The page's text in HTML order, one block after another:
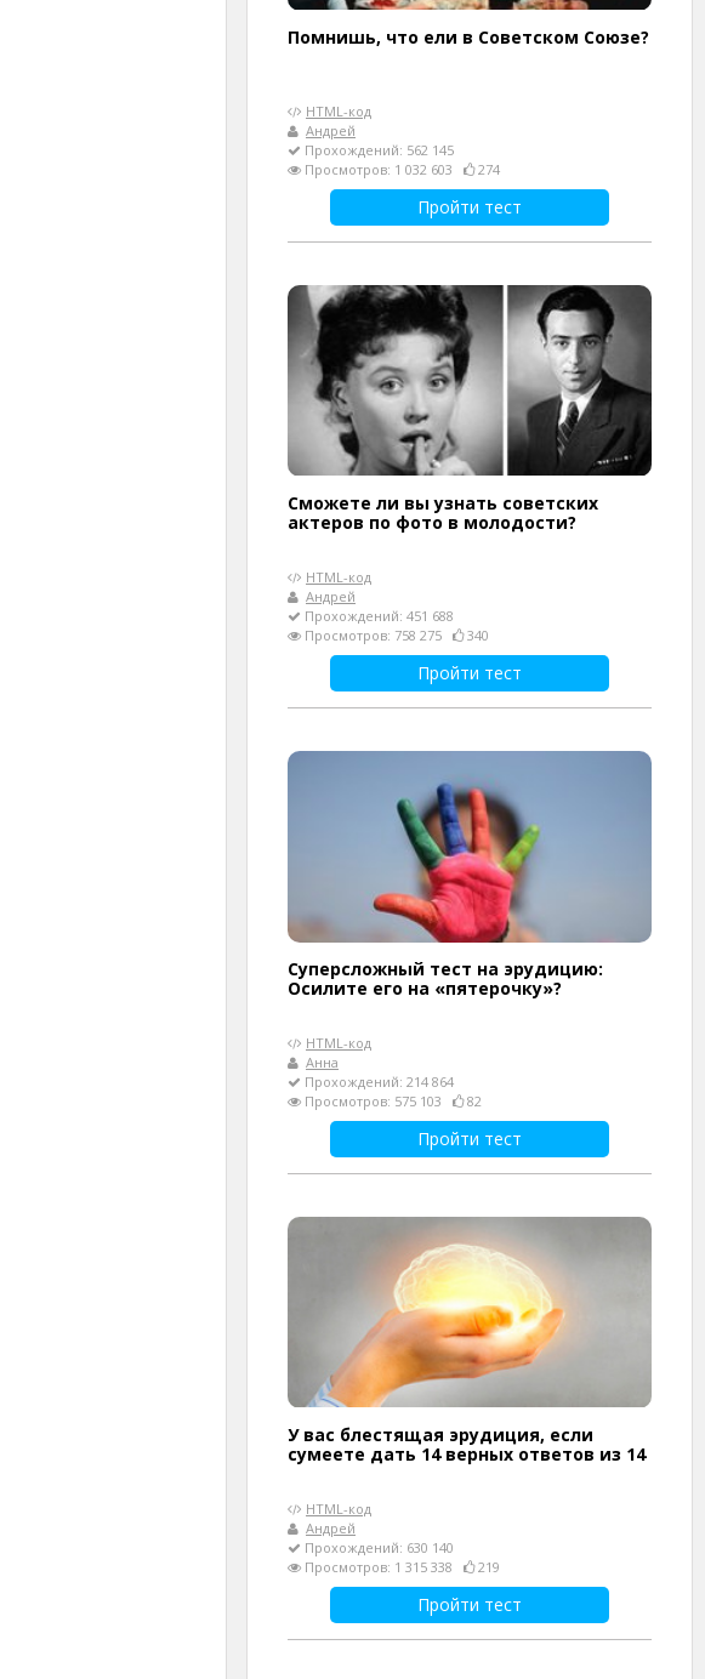
Помнишь, что ели в Советском Союзе?
HTML-код
Андрей
Прохождений: 562 145
Просмотров: 1 032 603
274
Пройти тест
Сможете ли вы узнать советских
актеров по фото в молодости?
HTML-код
Андрей
Прохождений: 451 688
Просмотров: 758 275
340
Пройти тест
Суперсложный тест на эрудицию:
Осилите его на «пятерочку»?
HTML-код
Анна
Прохождений: 214 864
Просмотров: 575 103
82
Пройти тест
У вас блестящая эрудиция, если
сумеете дать 14 верных ответов из 14
HTML-код
Андрей
Прохождений: 630 140
Просмотров: 1 315 338
219
Пройти тест